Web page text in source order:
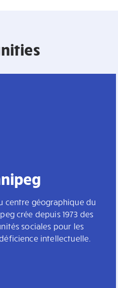
centre géographique du
crée depuis 1973 des
sociales pour les
intellectuelle.